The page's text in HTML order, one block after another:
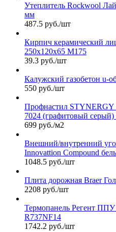
Утеплитель Rockwool
мм
487.5 руб./шт
Кирпич керамический
250х120х65 М175
39.3 руб./шт
Калужский газобетон u-
550 руб./шт
Профнастил
7024 (графитовый серый)
699 руб./м2
Внешний/внутренний
Innovattion Compound
1048.5 руб./шт
Плита дорожная Braer
2208 руб./шт
Термопанель Регент
R737NF14
1742.2 руб./шт